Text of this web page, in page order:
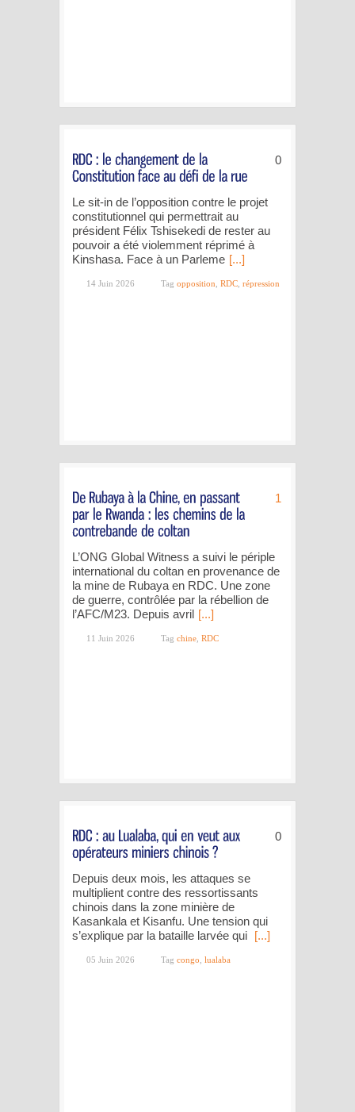
0
Le sit-in de l’opposition contre le projet
constitutionnel qui permettrait au
président Félix Tshisekedi de rester au
pouvoir a été violemment réprimé à
Kinshasa. Face à un Parleme [...]
14 Juin 2026 Tag opposition RDC répression
1
L’ONG Global Witness a suivi le périple
international du coltan en provenance de
la mine de Rubaya en RDC. Une zone
de guerre, contrôlée par la rébellion de
l’AFC/M23. Depuis avril [...]
11 Juin 2026 Tag chine, RDC
0
Depuis deux mois, les attaques se
multiplient contre des ressortissants
chinois dans la zone minière de
Kasankala et Kisanfu. Une tension qui
s’explique par la bataille larvée qui [...]
05 Juin 2026 Tag congo lualaba